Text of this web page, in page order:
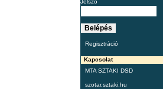
Jelszó
Regisztráció
Kapcsolat
MTA SZTAKI DSD
szotar.sztaki.hu